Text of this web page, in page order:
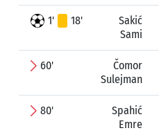
1' 18'
Sakić
Sami
60'
Čomor
Sulejman
80'
Spahić
Emre